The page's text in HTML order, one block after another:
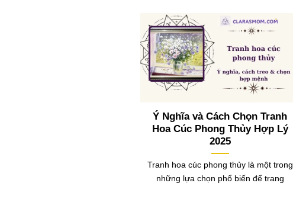
Ý Nghĩa và Cách Chọn Tranh
Hoa Cúc Phong Thủy Hợp Lý
2025
Tranh hoa cúc phong thủy là một trong
những lựa chọn phổ biến để trang